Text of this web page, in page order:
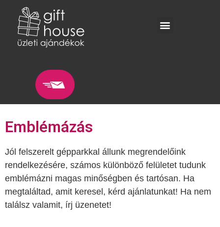
Emblémázás
Jól felszerelt gépparkkal állunk megrendelőink
rendelkezésére, számos különböző felületet tudunk
emblémázni magas minőségben és tartósan. Ha
megtaláltad, amit keresel, kérd ajánlatunkat! Ha nem
találsz valamit, írj üzenetet!